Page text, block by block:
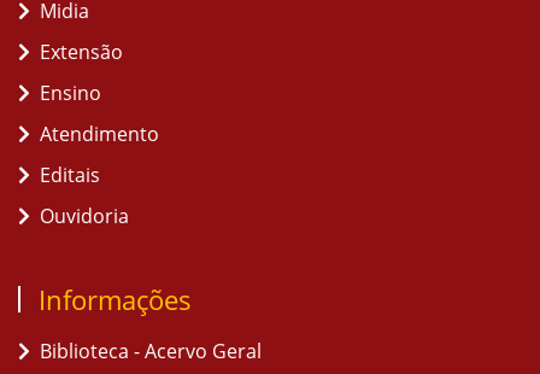
Midia
Extensão
Ensino
Atendimento
Editais
Ouvidoria
Informações
Biblioteca - Acervo Geral